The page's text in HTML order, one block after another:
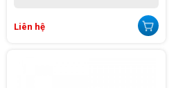
Liên hệ